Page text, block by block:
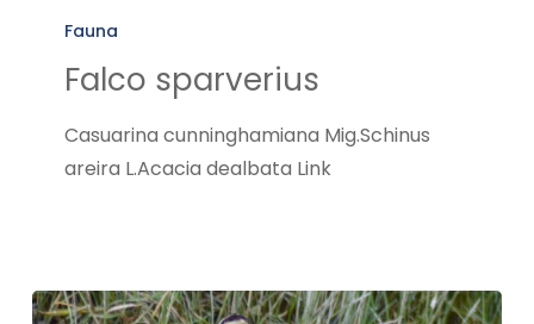
sparverius
Fauna
Falco sparverius
Casuarina cunninghamiana Mig.Schinus
areira L.Acacia dealbata Link